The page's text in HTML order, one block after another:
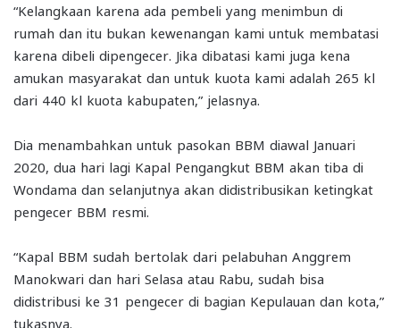
“Kelangkaan karena ada pembeli yang menimbun di
rumah dan itu bukan kewenangan kami untuk membatasi
karena dibeli dipengecer. Jika dibatasi kami juga kena
amukan masyarakat dan untuk kuota kami adalah 265 kl
dari 440 kl kuota kabupaten,” jelasnya.
Dia menambahkan untuk pasokan BBM diawal Januari
2020, dua hari lagi Kapal Pengangkut BBM akan tiba di
Wondama dan selanjutnya akan didistribusikan ketingkat
pengecer BBM resmi.
“Kapal BBM sudah bertolak dari pelabuhan Anggrem
Manokwari dan hari Selasa atau Rabu, sudah bisa
didistribusi ke 31 pengecer di bagian Kepulauan dan kota,”
tukasnya.